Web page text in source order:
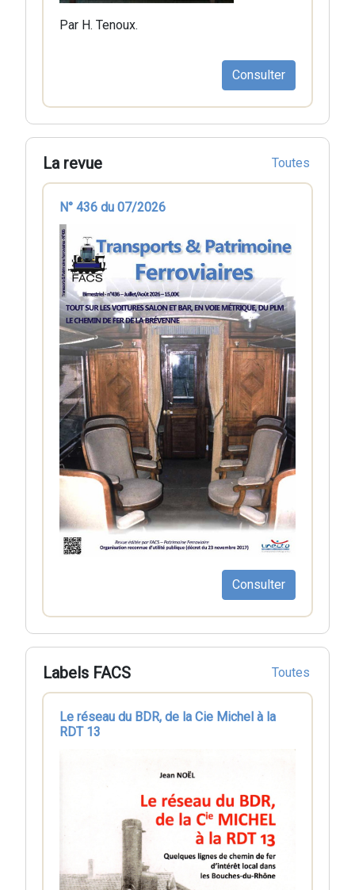
Par H. Tenoux.
Consulter
La revue Toutes
N° 436 du 07/2026
Consulter
Labels FACS Toutes
Le réseau du BDR, de la Cie Michel à la
RDT 13